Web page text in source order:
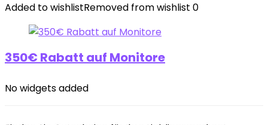
Added to wishlistRemoved from wishlist 0
350€ Rabatt auf Monitore
No widgets added